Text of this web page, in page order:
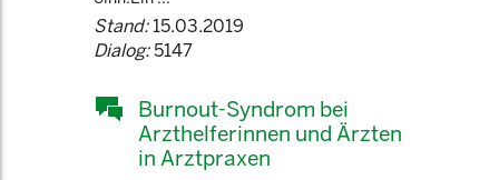
Stand:15.03.2019
Dialog:5147
Burnout-Syndrom bei
Arzthelferinnen und Ärzten
in Arztpraxen